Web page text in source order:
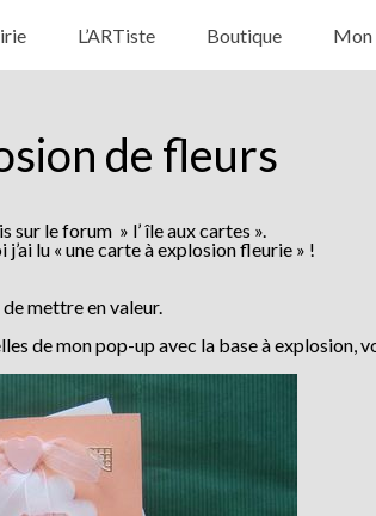
L’ARTiste Boutique Mon
de fleurs
sur le forum » l’ île aux cartes ».
lu « une carte à explosion fleurie » !
mettre en valeur.
de mon pop-up avec la base à explosion,